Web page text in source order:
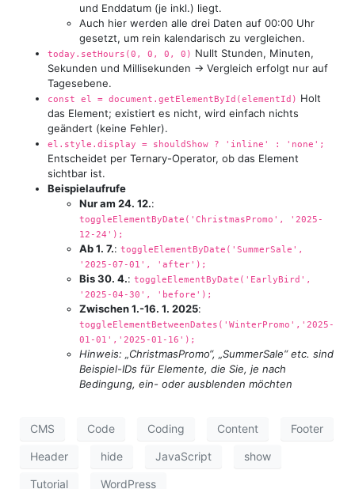
und Enddatum (je inkl.) liegt.
Auch hier werden alle drei Daten auf 00:00 Uhr
gesetzt, um rein kalendarisch zu vergleichen.
today.setHours(0, 0, 0, 0) Nullt Stunden, Minuten,
Sekunden und Millisekunden → Vergleich erfolgt nur auf
Tages­ebene.
const el = document.getElementById(elementId) Holt
das Element; existiert es nicht, wird einfach nichts
geändert (keine Fehler).
el.style.display = shouldShow ? 'inline' : 'none';
Entscheidet per Ternary-Operator, ob das Element
sichtbar ist.
Beispielaufrufe
Nur am 24. 12.:
toggleElementByDate('ChristmasPromo', '2025-
12-24');
Ab 1. 7.: toggleElementByDate('SummerSale',
'2025-07-01', 'after');
Bis 30. 4.: toggleElementByDate('EarlyBird',
'2025-04-30', 'before');
Zwischen 1.-16. 1. 2025:
toggleElementBetweenDates('WinterPromo','2025-
01-01','2025-01-16');
Hinweis: „ChristmasPromo“, „SummerSale“ etc. sind
Beispiel-IDs für Elemente, die Sie, je nach
Bedingung, ein- oder ausblenden möchten
CMS Code Coding Content Footer
Header hide JavaScript show
Tutorial WordPress